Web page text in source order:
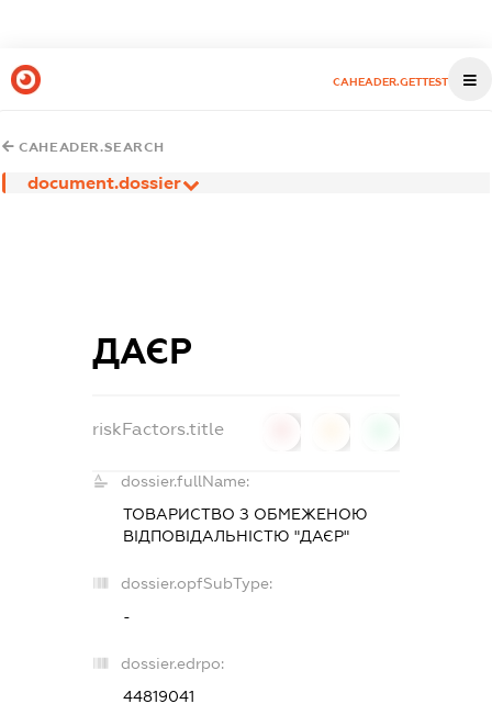
CAHEADER.GETTEST
CAHEADER.SEARCH
document.dossier
ДАЄР
riskFactors.title
dossier.fullName:
ТОВАРИСТВО З ОБМЕЖЕНОЮ
ВІДПОВІДАЛЬНІСТЮ "ДАЄР"
dossier.opfSubType:
-
dossier.edrpo:
44819041